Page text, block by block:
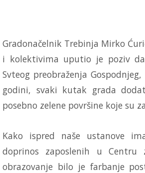
Gradonačelnik Trebinja Mirko
i kolektivima uputio je poziv
Svteog preobraženja
godini, svaki kutak grada
posebno zelene površine koje su
Kako ispred naše ustanove
doprinos zaposlenih u Centru
obrazovanje bilo je farbanje